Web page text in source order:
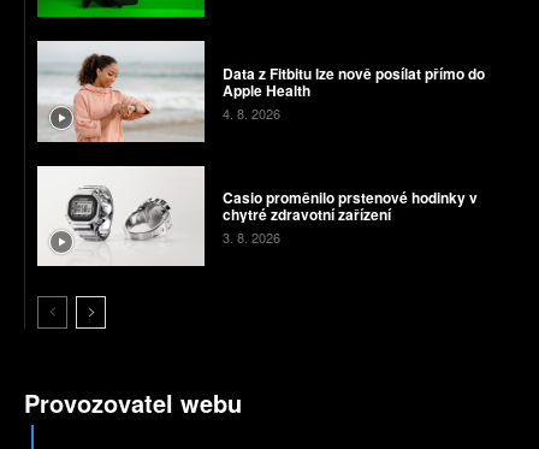
Data z Fitbitu lze nově posílat přímo do
Apple Health
4. 8. 2026
Casio proměnilo prstenové hodinky v
chytré zdravotní zařízení
3. 8. 2026
Provozovatel webu